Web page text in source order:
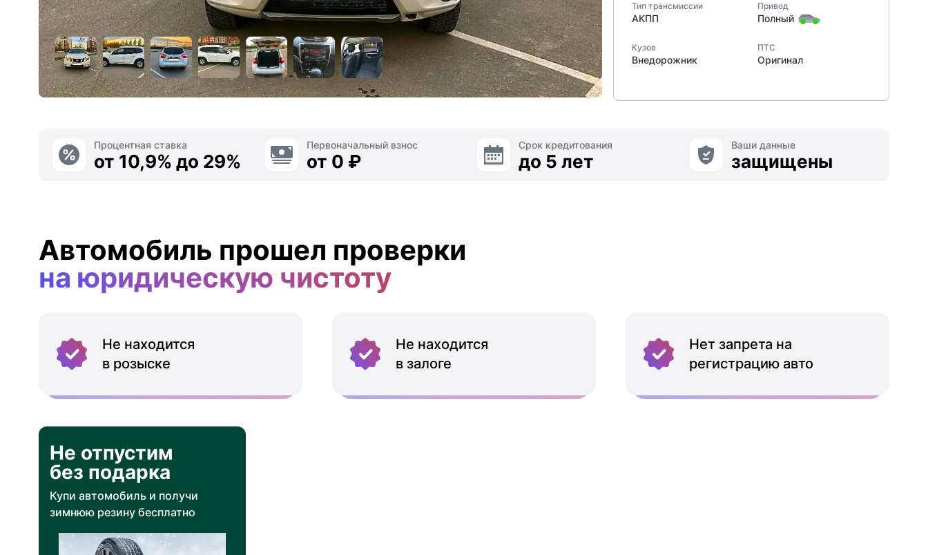
Тип трансмиссии
АКПП
Привод
Полный
Кузов
Внедорожник
ПТС
Оригинал
Процентная ставка
от 10,9% до 29%
Первоначальный взнос
от 0 ₽
Срок кредитования
до 5 лет
Ваши данные
защищены
Автомобиль прошел проверки
на юридическую чистоту
Не находится
в розыске
Не находится
в залоге
Нет запрета на
регистрацию авто
Не отпустим
без подарка
Купи автомобиль и получи
зимнюю резину бесплатно